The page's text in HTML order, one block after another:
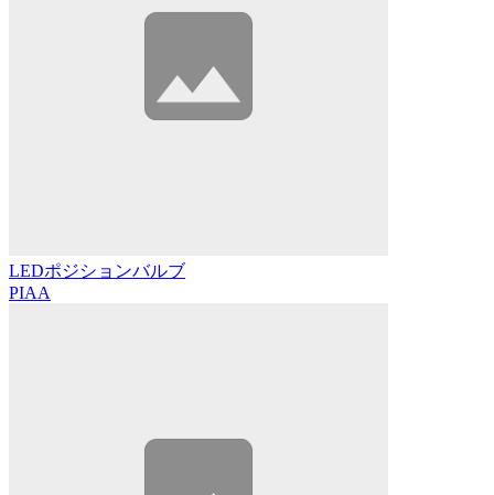
LEDポジションバルブ
PIAA